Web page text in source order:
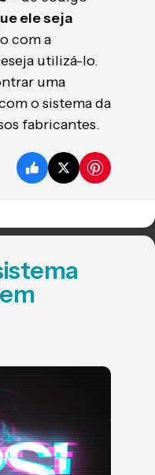
ele seja
com a
utilizá-lo.
uma
o sistema da
fabricantes.